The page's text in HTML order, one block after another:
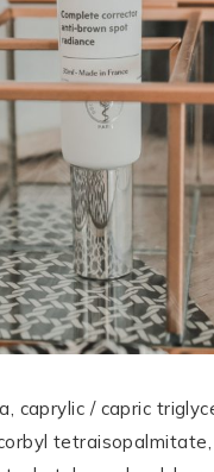
caprylic / capric
tetraisopalmitate,